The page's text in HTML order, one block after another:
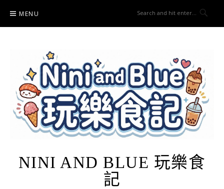
content
MENU
NINI AND BLUE 玩樂食
記